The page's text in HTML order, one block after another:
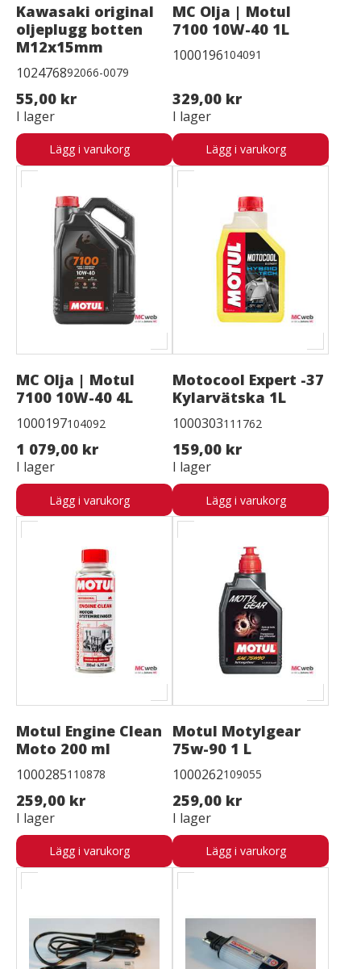
Kawasaki original
oljeplugg botten
M12x15mm
102476892066-0079
55,00 kr
I lager
Lägg i varukorg
MC Olja | Motul
7100 10W-40 1L
1000196104091
329,00 kr
I lager
Lägg i varukorg
MC Olja | Motul
7100 10W-40 4L
1000197104092
1 079,00 kr
I lager
Lägg i varukorg
Motocool Expert -37
Kylarvätska 1L
1000303111762
159,00 kr
I lager
Lägg i varukorg
Motul Engine Clean
Moto 200 ml
1000285110878
259,00 kr
I lager
Lägg i varukorg
Motul Motylgear
75w-90 1 L
1000262109055
259,00 kr
I lager
Lägg i varukorg